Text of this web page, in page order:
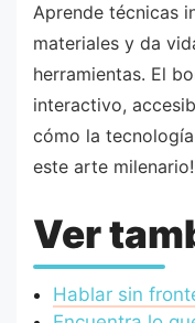
Aprende técnicas
materiales y da
herramientas. El
interactivo,
cómo la
este arte milenario!
Ver
Hablar sin